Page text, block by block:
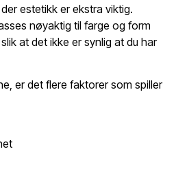
estetikk er ekstra viktig.
nøyaktig til farge og form
at det ikke er synlig at du har
er det flere faktorer som spiller